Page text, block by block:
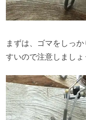
まずは、ゴマをしっ
すいので注意しましょ